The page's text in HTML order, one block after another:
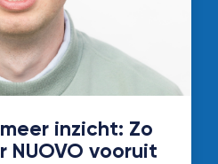
inzicht: Zo
NUOVO vooruit